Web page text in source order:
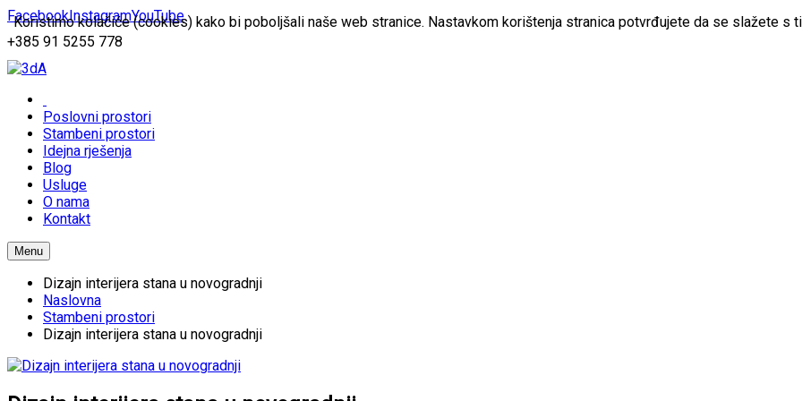
FacebookInstagramYouTube
+385 91 5255 778
Poslovni prostori
Stambeni prostori
Idejna rješenja
Blog
Usluge
O nama
Kontakt
Menu
Dizajn interijera stana u novogradnji
Naslovna
Stambeni prostori
Dizajn interijera stana u novogradnji
Koristimo kolačiće (cookies) kako bi poboljšali naše web stranice. Nastavkom korištenja stranica potvrđujete da se slažete s